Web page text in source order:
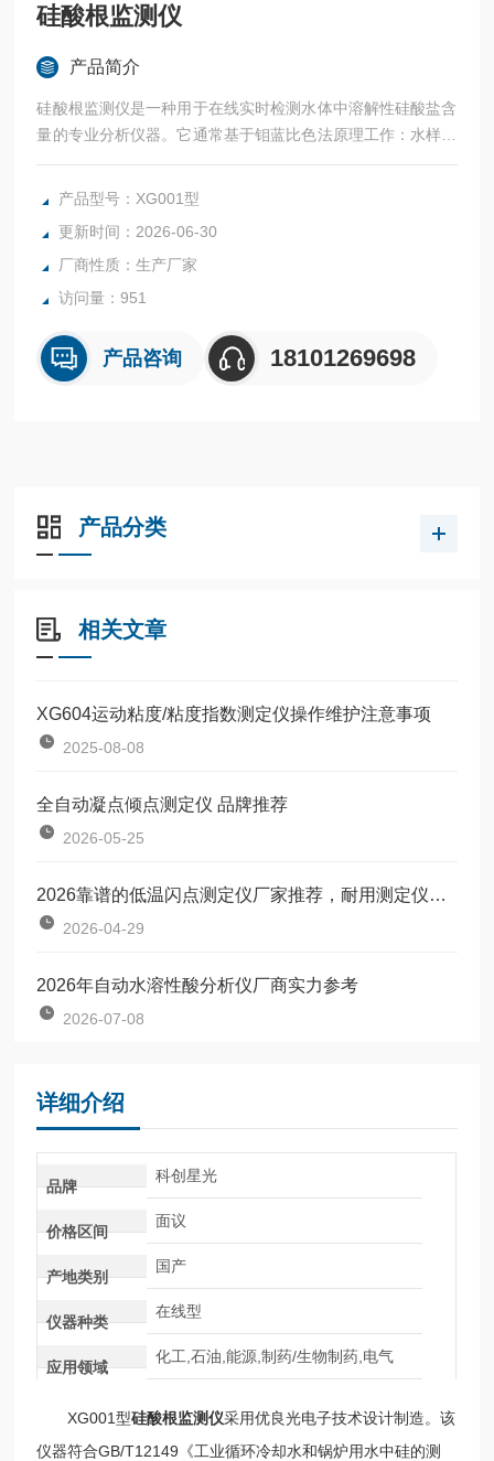
硅酸根监测仪
产品简介
硅酸根监测仪是一种用于在线实时检测水体中溶解性硅酸盐含
量的专业分析仪器。它通常基于钼蓝比色法原理工作：水样中
的硅酸根与钼酸盐试剂反应生成黄色硅钼杂多酸，再经还原剂
还原为特征性的蓝色络合物，通过光度计测量其吸光度，从而
产品型号：XG001型
更新时间：2026-06-30
厂商性质：生产厂家
访问量：951
产品咨询 18101269698
产品分类
相关文章
XG604运动粘度/粘度指数测定仪操作维护注意事项
2025-08-08
全自动凝点倾点测定仪 品牌推荐
2026-05-25
2026靠谱的低温闪点测定仪厂家推荐，耐用测定仪源头直供选
2026-04-29
2026年自动水溶性酸分析仪厂商实力参考
2026-07-08
详细介绍
品牌
科创星光
价格区间
面议
产地类别
国产
仪器种类
在线型
应用领域
化工,石油,能源,制药/生物制药,电气
XG001型硅酸根监测仪采用优良光电子技术设计制造。该
仪器符合GB/T12149《工业循环冷却水和锅炉用水中硅的测